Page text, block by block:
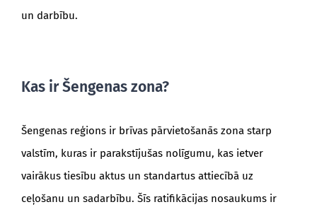
un darbību.
Kas ir Šengenas zona?
Šengenas reģions ir brīvas pārvietošanās zona starp
valstīm, kuras ir parakstījušas nolīgumu, kas ietver
vairākus tiesību aktus un standartus attiecībā uz
ceļošanu un sadarbību. Šīs ratifikācijas nosaukums ir